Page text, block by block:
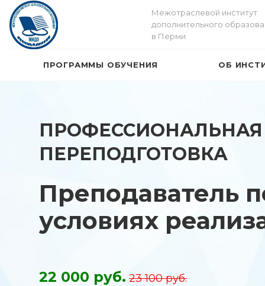
Межотраслевой институт
дополнительного
в Перми
ПРОГРАММЫ ОБУЧЕНИЯ ОБ
ПРОФЕССИОНАЛЬНАЯ
ПЕРЕПОДГОТОВКА
Преподаватель
условиях
22 000 руб. 23 100 руб.